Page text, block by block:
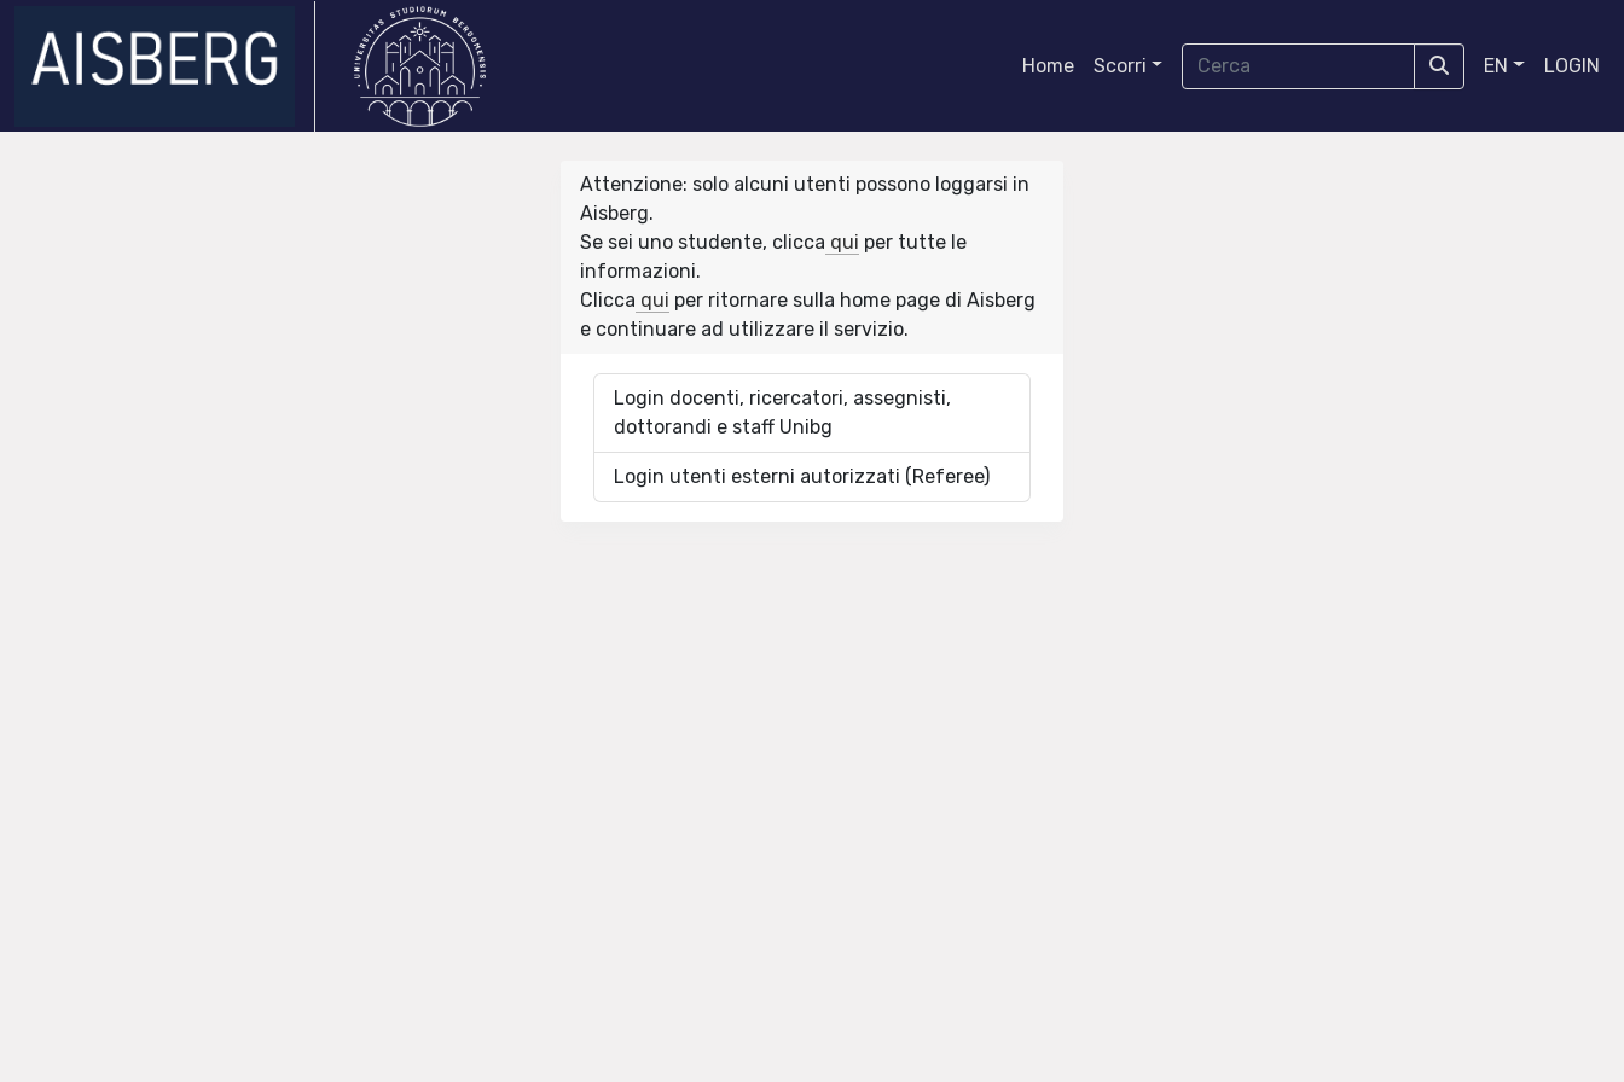
Home Scorri EN LOGIN
Attenzione: solo alcuni utenti possono loggarsi in
Aisberg.
Se sei uno studente, clicca qui per tutte le
informazioni.
Clicca qui per ritornare sulla home page di Aisberg
e continuare ad utilizzare il servizio.
Login docenti, ricercatori, assegnisti,
dottorandi e staff Unibg
Login utenti esterni autorizzati (Referee)